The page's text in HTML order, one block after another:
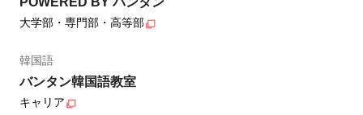
大学部・専門部・高等部
韓国語
バンタン韓国語教室
キャリア